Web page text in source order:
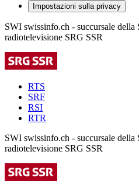
Impostazioni sulla privacy
SWI swissinfo.ch - succursale della
radiotelevisione SRG SSR
RTS
SRF
RSI
RTR
SWI swissinfo.ch - succursale della
radiotelevisione SRG SSR